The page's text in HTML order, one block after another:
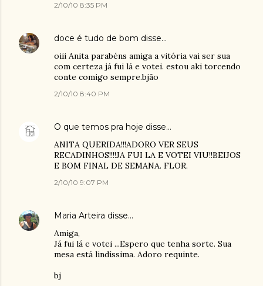
2/10/10 8:35 PM
doce é tudo de bom disse…
oiii Anita parabéns amiga a vitória vai ser sua
com certeza já fui lá e votei. estou aki torcendo
conte comigo sempre.bjão
2/10/10 8:40 PM
O que temos pra hoje disse…
ANITA QUERIDA!!!ADORO VER SEUS
RECADINHOS!!!!JA FUI LA E VOTEI VIU!!BEIJOS
E BOM FINAL DE SEMANA. FLOR.
2/10/10 9:07 PM
Maria Arteira disse…
Amiga,
Já fui lá e votei ...Espero que tenha sorte. Sua
mesa está lindíssima. Adoro requinte.
bj